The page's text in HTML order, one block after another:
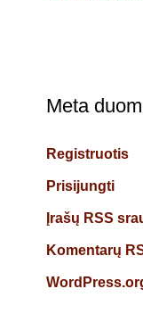
Meta
Registruotis
Prisijungti
Įrašų RSS
Komentarų